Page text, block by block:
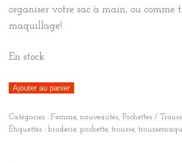
organiser votre sac à main, ou comme
maquillage!
En stock
quantité
Trousse
brodée
Ajouter au panier
Catégories : Femme, nouveautés, Pochettes /
Étiquettes : broderie, pochette, trousse,